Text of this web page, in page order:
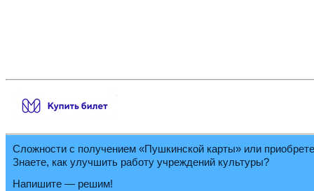
Сложности с получением «Пушкинской карты» или
Знаете, как улучшить работу учреждений культуры?
Напишите — решим!